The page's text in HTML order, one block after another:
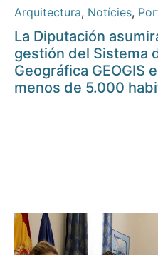
Arquitectura, Notícies,
La Diputación
gestión del Sistema
Geográfica GEOGIS
menos de 5.000